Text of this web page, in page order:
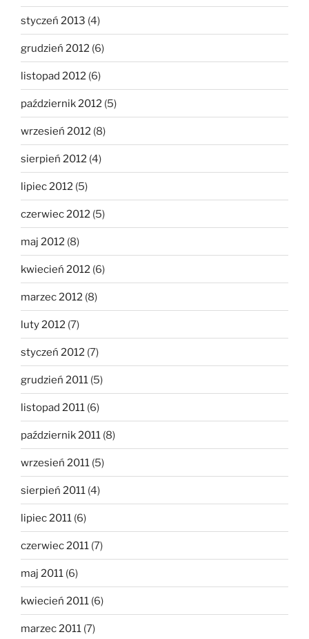
styczeń 2013 (4)
grudzień 2012 (6)
listopad 2012 (6)
październik 2012 (5)
wrzesień 2012 (8)
sierpień 2012 (4)
lipiec 2012 (5)
czerwiec 2012 (5)
maj 2012 (8)
kwiecień 2012 (6)
marzec 2012 (8)
luty 2012 (7)
styczeń 2012 (7)
grudzień 2011 (5)
listopad 2011 (6)
październik 2011 (8)
wrzesień 2011 (5)
sierpień 2011 (4)
lipiec 2011 (6)
czerwiec 2011 (7)
maj 2011 (6)
kwiecień 2011 (6)
marzec 2011 (7)